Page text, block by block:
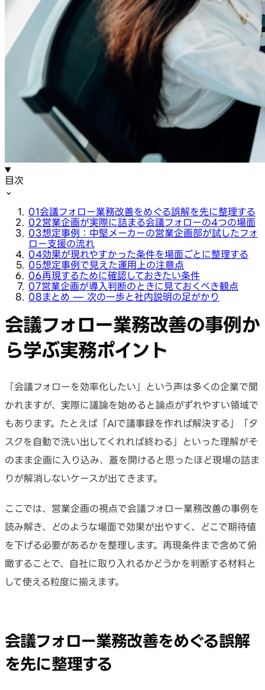
目次
⌄
01会議フォロー業務改善をめぐる誤解を先に整理する
02営業企画が実際に詰まる会議フォローの4つの場面
03想定事例：中堅メーカーの営業企画部が試したフォ
ロー支援の流れ
04効果が現れやすかった条件を場面ごとに整理する
05想定事例で見えた運用上の注意点
06再現するために確認しておきたい条件
07営業企画が導入判断のときに見ておくべき観点
08まとめ — 次の一歩と社内説明の足がかり
会議フォロー業務改善の事例か
ら学ぶ実務ポイント
「会議フォローを効率化したい」という声は多くの企業で聞
かれますが、実際に議論を始めると論点がずれやすい領域で
もあります。たとえば「AIで議事録を作れば解決する」「タ
スクを自動で洗い出してくれれば終わる」といった理解がそ
のまま企画に入り込み、蓋を開けると思ったほど現場の詰ま
りが解消しないケースが出てきます。
ここでは、営業企画の視点で会議フォロー業務改善の事例を
読み解き、どのような場面で効果が出やすく、どこで期待値
を下げる必要があるかを整理します。再現条件まで含めて俯
瞰することで、自社に取り入れるかどうかを判断する材料と
して使える粒度に揃えます。
会議フォロー業務改善をめぐる誤解
を先に整理する